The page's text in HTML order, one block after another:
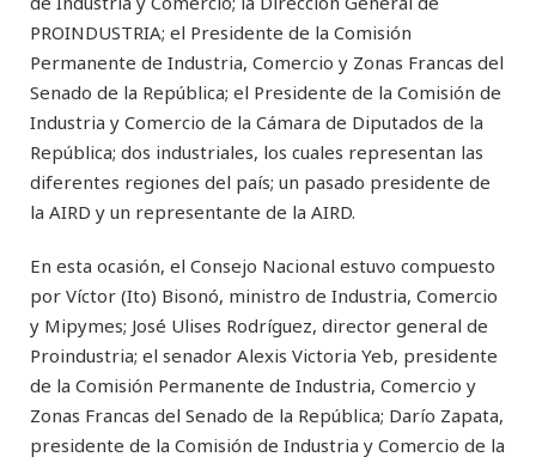
PROINDUSTRIA; el Presidente de la Comisión
Permanente de Industria, Comercio y Zonas Francas del
Senado de la República; el Presidente de la Comisión de
Industria y Comercio de la Cámara de Diputados de la
República; dos industriales, los cuales representan las
diferentes regiones del país; un pasado presidente de
la AIRD y un representante de la AIRD.
En esta ocasión, el Consejo Nacional estuvo compuesto
por Víctor (Ito) Bisonó, ministro de Industria, Comercio
y Mipymes; José Ulises Rodríguez, director general de
Proindustria; el senador Alexis Victoria Yeb, presidente
de la Comisión Permanente de Industria, Comercio y
Zonas Francas del Senado de la República; Darío Zapata,
presidente de la Comisión de Industria y Comercio de la